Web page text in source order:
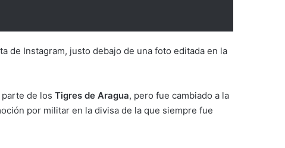
de Instagram, justo debajo de una foto editada en la
de los Tigres de Aragua, pero fue cambiado a la
por militar en la divisa de la que siempre fue